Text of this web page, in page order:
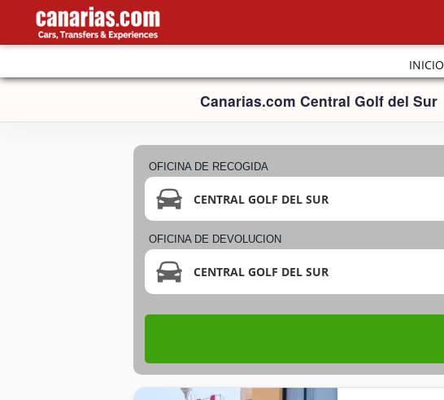
INICIO
Canarias.com Central Golf del Sur
OFICINA DE RECOGIDA
CENTRAL GOLF DEL SUR
OFICINA DE DEVOLUCION
CENTRAL GOLF DEL SUR